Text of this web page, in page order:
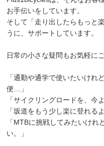
お手伝いをしています。
そして「走り出したらもっと
うに、サポートしています。
日常の小さな疑問もお気軽に
「通勤や通学で使いたいけれ
便…」
「サイクリングロードを、今
「坂道をもう少し楽に登れる
「MTBに挑戦してみたいけ
い。」